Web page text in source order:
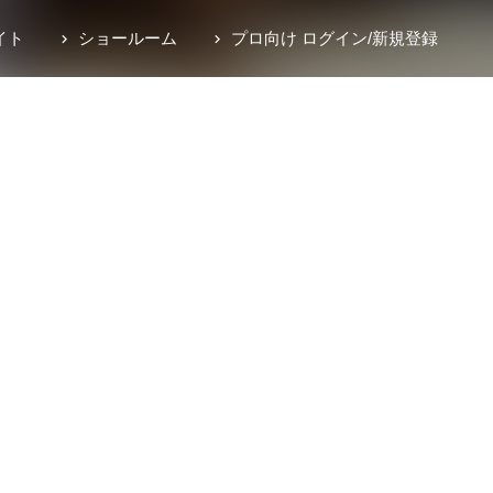
ト ショールーム プロ向け ログイン/新規登録